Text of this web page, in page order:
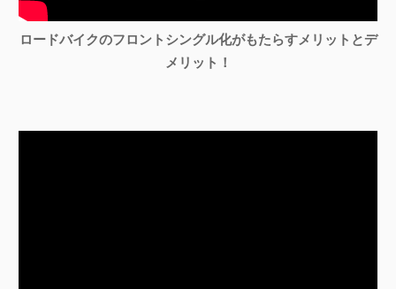
ロードバイクのフロントシングル化がもたらすメリットとデ
メリット！